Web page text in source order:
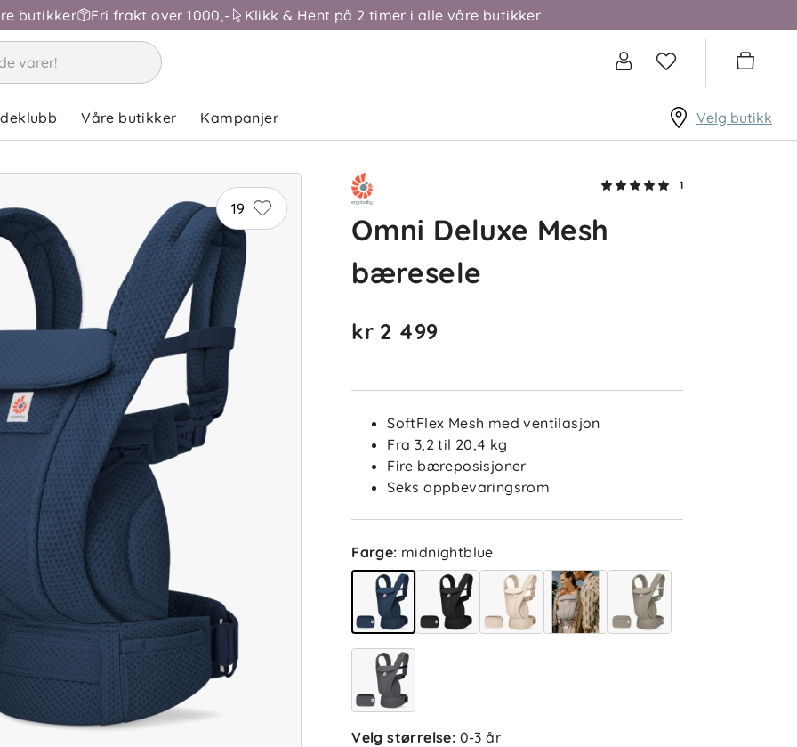
butikker Fri frakt over 1000,- Klikk & Hent på 2 timer i alle våre butikker
Våre butikker Kampanjer Velg butikk
19
1
Omni Deluxe Mesh
bæresele
kr 2 499
SoftFlex Mesh med ventilasjon
Fra 3,2 til 20,4 kg
Fire bæreposisjoner
Seks oppbevaringsrom
Farge: midnightblue
Velg størrelse: 0-3 år
5.0